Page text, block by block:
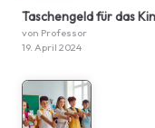
Taschengeld für das
von Professor
19. April 2024